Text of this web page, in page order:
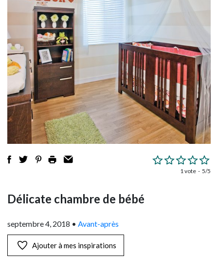
1 vote 5/5
Délicate chambre de bébé
septembre 4, 2018 • Avant-après
Ajouter à mes inspirations